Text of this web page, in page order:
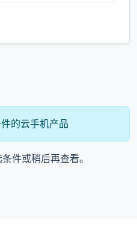
的云手机产品
件或稍后再查看。